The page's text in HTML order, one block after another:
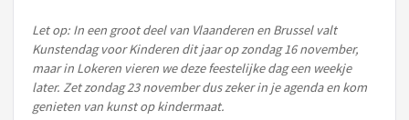
Let op: In een groot deel van Vlaanderen en Brussel valt
Kunstendag voor Kinderen dit jaar op zondag 16 november,
maar in Lokeren vieren we deze feestelijke dag een weekje
later. Zet zondag 23 november dus zeker in je agenda en kom
genieten van kunst op kindermaat.